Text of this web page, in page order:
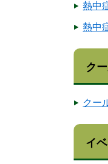
熱中
熱中
ク
クー
イ